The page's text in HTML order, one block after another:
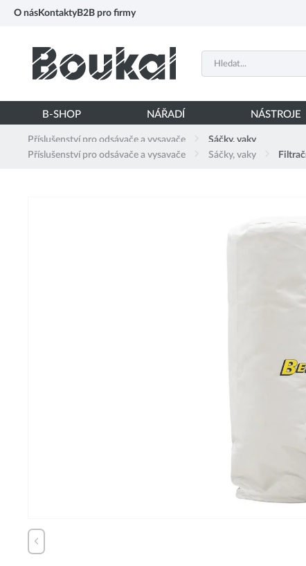
O nás Kontakty B2B pro firmy
B-SHOP NÁŘADÍ NÁSTROJE
Příslušenství pro odsávače a vysavače
Sáčky, vaky
Příslušenství pro odsávače a vysavače
Sáčky, vaky